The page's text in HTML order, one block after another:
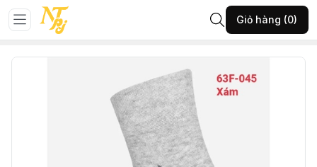
Giỏ hàng (0)
Trang chủ
63-F-Tất nam Ctrung-XÁM(SA001)-(18AQ23A151)Freesize